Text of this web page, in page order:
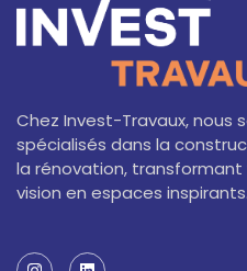
Chez Invest-Travaux, nous
spécialisés dans la
la rénovation,
vision en espaces inspirants.
I L